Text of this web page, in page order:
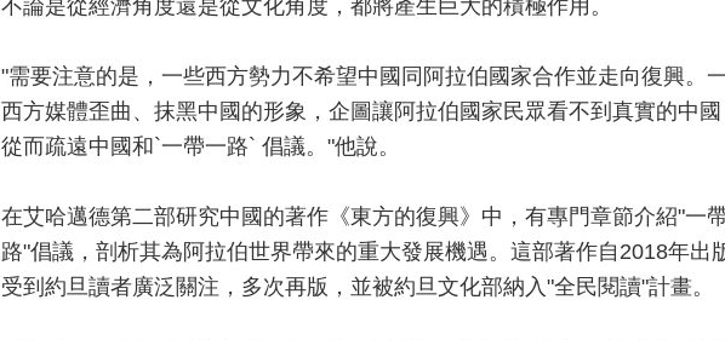
不論是從經濟角度還是從文化角度，都將產生巨大的積極作用。
"需要注意的是，一些西方勢力不希望中國同阿拉伯國家合作並走向復興。
西方媒體歪曲、抹黑中國的形象，企圖讓阿拉伯國家民眾看不到真實的中國
從而疏遠中國和`一帶一路` 倡議。"他說。
在艾哈邁德第二部研究中國的著作《東方的復興》中，有專門章節介紹"一
路"倡議，剖析其為阿拉伯世界帶來的重大發展機遇。這部著作自2018年出
受到約旦讀者廣泛關注，多次再版，並被約旦文化部納入"全民閱讀"計畫。